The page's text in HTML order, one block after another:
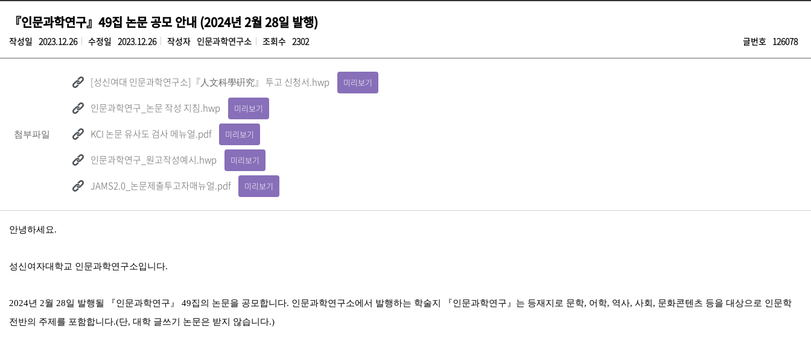
『인문과학연구』49집 논문 공모 안내 (2024년 2월 28일 발행)
작성일 2023.12.26 수정일 2023.12.26 작성자 인문과학연구소 조회수 2302 글번호 126078
첨부파일
[성신여대 인문과학연구소]『人文科學硏究』 투고 신청서.hwp 미리보기
인문과학연구_논문 작성 지침.hwp 미리보기
KCI 논문 유사도 검사 메뉴얼.pdf 미리보기
인문과학연구_원고작성예시.hwp 미리보기
JAMS2.0_논문제출투고자매뉴얼.pdf 미리보기
안녕하세요.
성신여자대학교 인문과학연구소입니다.
2024년 2월 28일 발행될 『인문과학연구 』 49집의 논문을 공모합니다. 인문과학연구소에서 발행하는 학술지 『인문과학연구 』 는 등재지로 문학, 어학, 역사, 사회 , 문화콘텐츠 등을 대상으로 인문학
전반의 주제를 포함합니다.(단, 대학 글쓰기 논문은 받지 않습니다.)